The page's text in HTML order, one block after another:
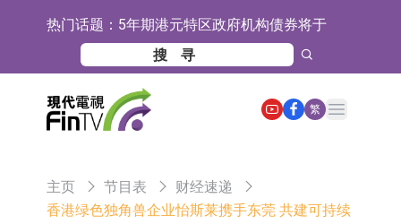
热门话题： 5年期港元特区政府机构债券将于
2026年8月12日透过重开进行投标
1年期港元隔夜平均指数挂钩债券将
于2026年8月12日进行投标
香港证监会就中国糖果前高管的失当
行为取得13年取消资格令
【异动股】港股跌幅榜前十，融信中
团(02215.HK)跌35.71%
统工程股权(02902.HK)涨+218.75%，
地纬智能：暂未开展对外的语料商业
繁
Open main menu
主页 节目表
财经速递
香港绿色独角兽企业怡斯莱携手东莞 共建可持续